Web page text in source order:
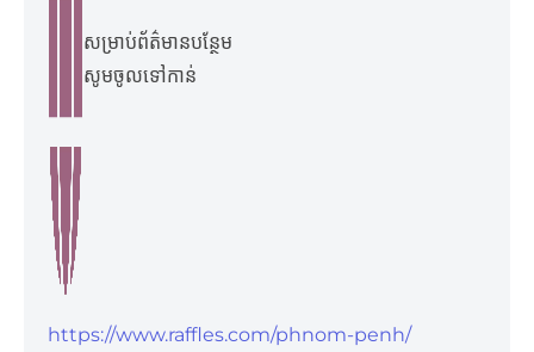
សម្រាប់ព័ត៌មានបន្ថែម
សូមចូលទៅកាន់​
https://www.raffles.com/phnom-penh/